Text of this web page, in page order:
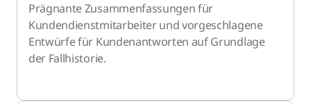
Prägnante Zusammenfassungen für
Kundendienstmitarbeiter und vorgeschlagene
Entwürfe für Kundenantworten auf Grundlage
der Fallhistorie.